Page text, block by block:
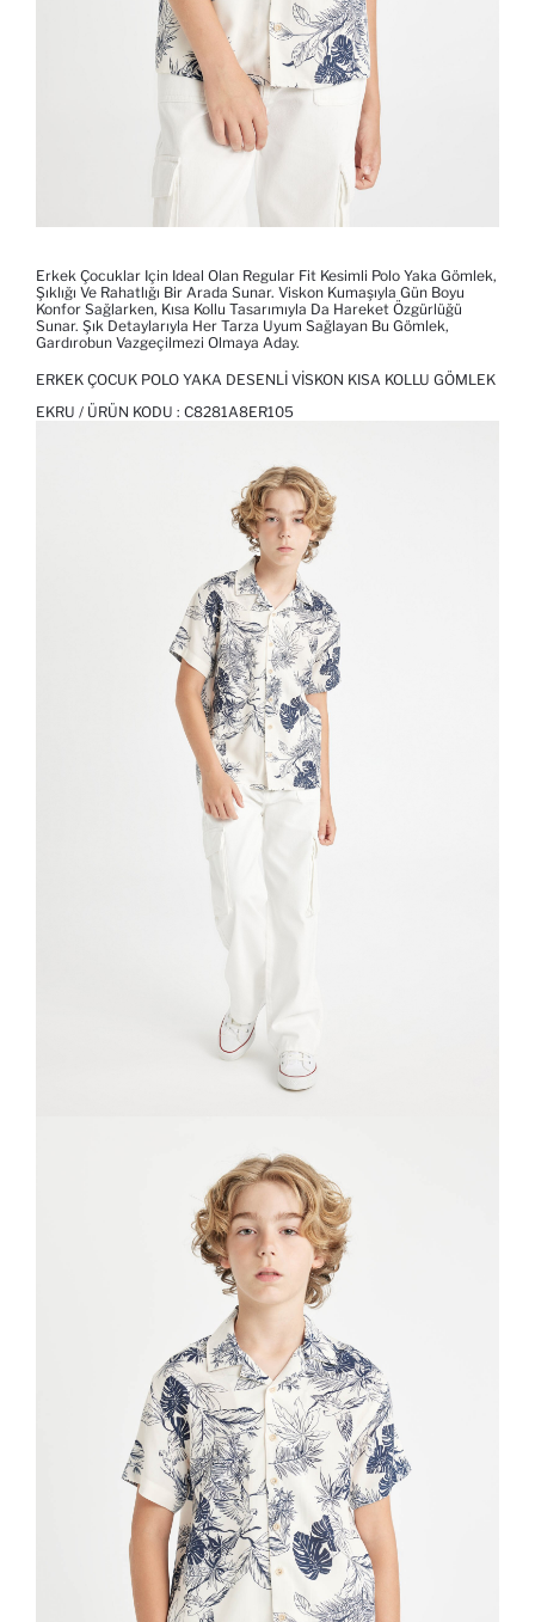
Erkek Çocuklar Için Ideal Olan Regular Fit Kesimli Polo Yaka Gömlek,
Şıklığı Ve Rahatlığı Bir Arada Sunar. Viskon Kumaşıyla Gün Boyu
Konfor Sağlarken, Kısa Kollu Tasarımıyla Da Hareket Özgürlüğü
Sunar. Şık Detaylarıyla Her Tarza Uyum Sağlayan Bu Gömlek,
Gardırobun Vazgeçilmezi Olmaya Aday.
ERKEK ÇOCUK POLO YAKA DESENLI VISKON KISA KOLLU GÖMLEK
EKRU / ÜRÜN KODU : C8281A8ER105